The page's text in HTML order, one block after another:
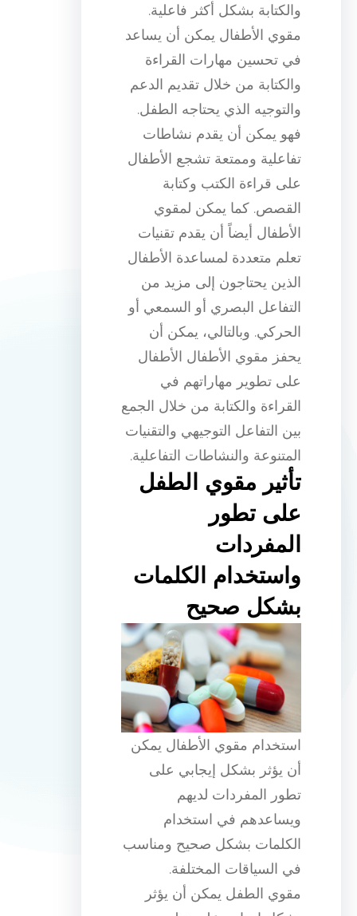
والكتابة بشكل أكثر فاعلية.
مقوي الأطفال يمكن أن يساعد
في تحسين مهارات القراءة
والكتابة من خلال تقديم الدعم
والتوجيه الذي يحتاجه الطفل.
فهو يمكن أن يقدم نشاطات
تفاعلية وممتعة تشجع الأطفال
على قراءة الكتب وكتابة
القصص. كما يمكن لمقوي
الأطفال أيضاً أن يقدم تقنيات
تعلم متعددة لمساعدة الأطفال
الذين يحتاجون إلى مزيد من
التفاعل البصري أو السمعي أو
الحركي. وبالتالي، يمكن أن
يحفز مقوي الأطفال الأطفال
على تطوير مهاراتهم في
القراءة والكتابة من خلال الجمع
بين التفاعل التوجيهي والتقنيات
المتنوعة والنشاطات التفاعلية.
تأثير مقوي الطفل
على تطور
المفردات
واستخدام الكلمات
بشكل صحيح
استخدام مقوي الأطفال يمكن
أن يؤثر بشكل إيجابي على
تطور المفردات لديهم
ويساعدهم في استخدام
الكلمات بشكل صحيح ومناسب
في السياقات المختلفة.
مقوي الطفل يمكن أن يؤثر